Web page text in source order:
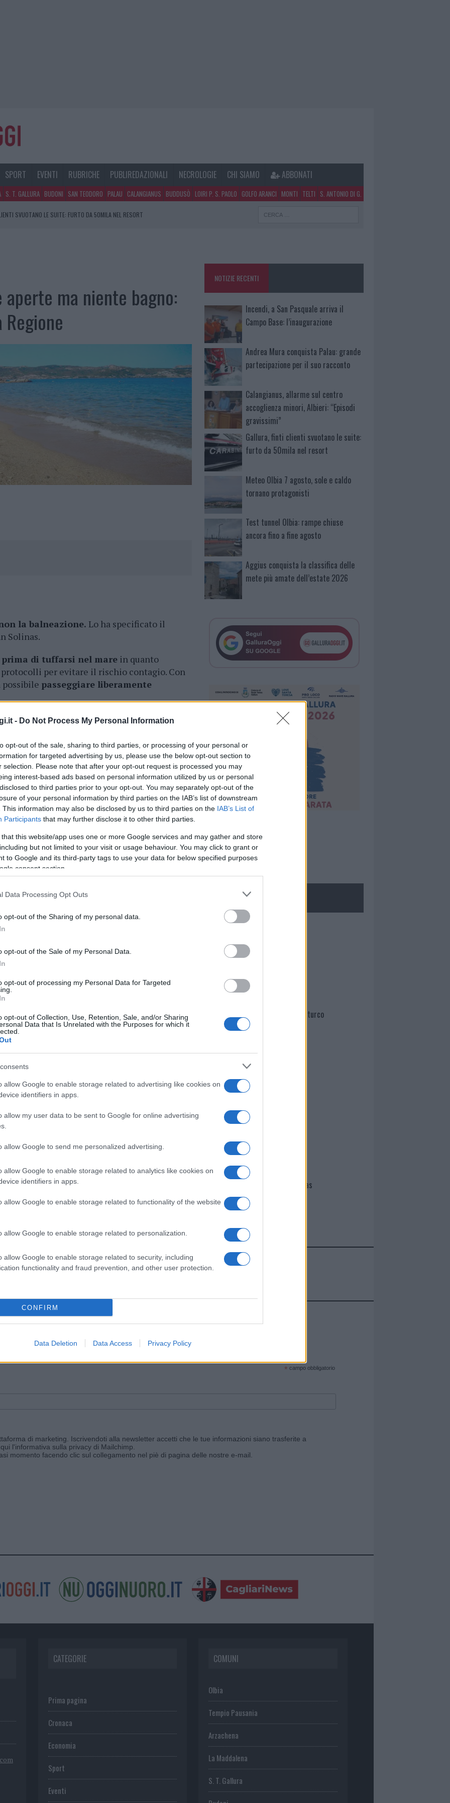
- Do Not Process My Personal Information
opt-out of the sale, sharing to third parties, or processing of your personal or
for targeted advertising by us, please use the below opt-out section to
selection. Please note that after your opt-out request is processed you may
interest-based ads based on personal information utilized by us or personal
to third parties prior to your opt-out. You may separately opt-out of the
of your personal information by third parties on the IAB’s list of downstream
This information may also be disclosed by us to third parties on the IAB’s List of
Participants that may further disclose it to other third parties.
that this website/app uses one or more Google services and may gather and store
but not limited to your visit or usage behaviour. You may click to grant or
to Google and its third-party tags to use your data for below specified purposes
consent section.
Data Processing Opt Outs
opt-out of the Sharing of my personal data.
opt-out of the Sale of my Personal Data.
opt-out of processing my Personal Data for Targeted
opt-out of Collection, Use, Retention, Sale, and/or Sharing
Data that Is Unrelated with the Purposes for which it
allow Google to enable storage related to advertising like cookies on
identifiers in apps.
allow my user data to be sent to Google for online advertising
allow Google to send me personalized advertising.
allow Google to enable storage related to analytics like cookies on
identifiers in apps.
allow Google to enable storage related to functionality of the website
allow Google to enable storage related to personalization.
allow Google to enable storage related to security, including
functionality and fraud prevention, and other user protection.
CONFIRM
Data Deletion Data Access Privacy Policy
SPORT EVENTI RUBRICHE PUBLIREDAZIONALI NECROLOGIE CHI SIAMO ABBONATI
S. T. GALLURA BUDONI SAN TEODORO PALAU CALANGIANUS BUDDUSÒ LOIRI P. S. PAOLO GOLFO ARANCI MONTI TELTI S. ANTONIO DI G.
SVUOTANO LE SUITE: FURTO DA 50MILA NEL RESORT
aperte ma niente bagno:
la balneazione. Lo ha specificato il
Solinas.
prima di tuffarsi nel mare in quanto
per evitare il rischio contagio. Con
possibile passeggiare liberamente
cliccandoqui
nella sezioneLogindal menù del sito o
NOTIZIE RECENTI
Incendi, a San Pasquale arriva il
Campo Base: l’inaugurazione
Andrea Mura conquista Palau: grande
partecipazione per il suo racconto
Calangianus, allarme sul centro
accoglienza minori, Albieri: “Episodi
gravissimi”
Gallura, finti clienti svuotano le suite:
furto da 50mila nel resort
Meteo Olbia 7 agosto, sole e caldo
tornano protagonisti
Test tunnel Olbia: rampe chiuse
ancora fino a fine agosto
Aggius conquista la classifica delle
mete più amate dell’estate 2026
NECROLOGIE
Martina Agostina Diturco
I nostri cari
I nostri cari
Giovannimaria Cabras
Invia un Comunicato Stampa|Pubblicità|Segnala
e ricevi le nostre email periodiche contenenti le ultime notizie pubblicate sul sito web!
* campo obbligatorio
di marketing. Iscrivendoti alla newsletter accetti che le tue informazioni siano trasferite a
l'informativa sulla privacy di Mailchimp
momento facendo clic sul collegamento nel piè di pagina delle nostre e-mail.
CATEGORIE
Prima pagina
Cronaca
Economia
Sport
Eventi
COMUNI
Olbia
Tempio Pausania
Arzachena
La Maddalena
S. T. Gallura